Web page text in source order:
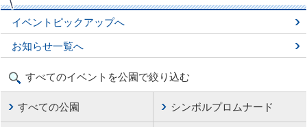
イベントピックアップへ
お知らせ一覧へ
すべてのイベントを公園で絞り込む
すべての公園 シンボルプロムナード